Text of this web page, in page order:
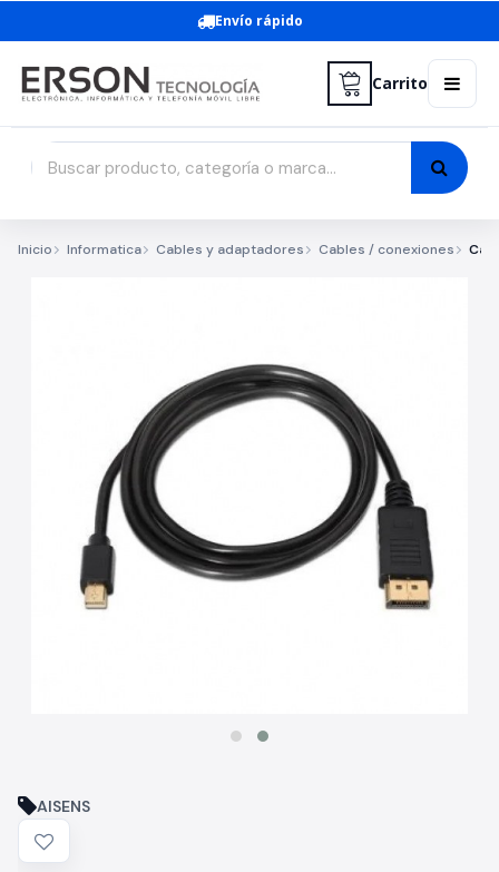
Envío rápido
Carrito
Inicio Informatica Cables y adaptadores Cables / conexiones
AISENS